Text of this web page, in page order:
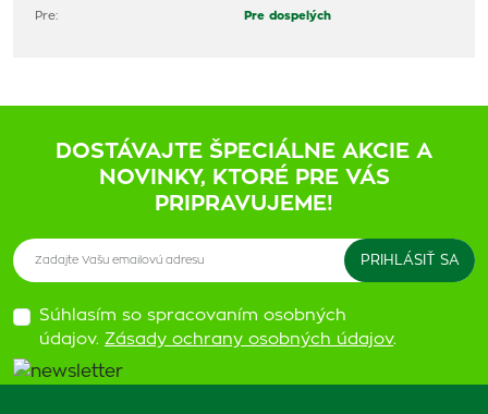
Pre: Pre dospelých
DOSTÁVAJTE ŠPECIÁLNE AKCIE A
NOVINKY, KTORÉ PRE VÁS
PRIPRAVUJEME!
Súhlasím so spracovaním osobných
údajov. Zásady ochrany osobných údajov.